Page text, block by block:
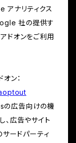
アナリティクス
社の提供す
ドオンをご利用
ン：
の広告向けの機
、広告やサイト
ードパーティ